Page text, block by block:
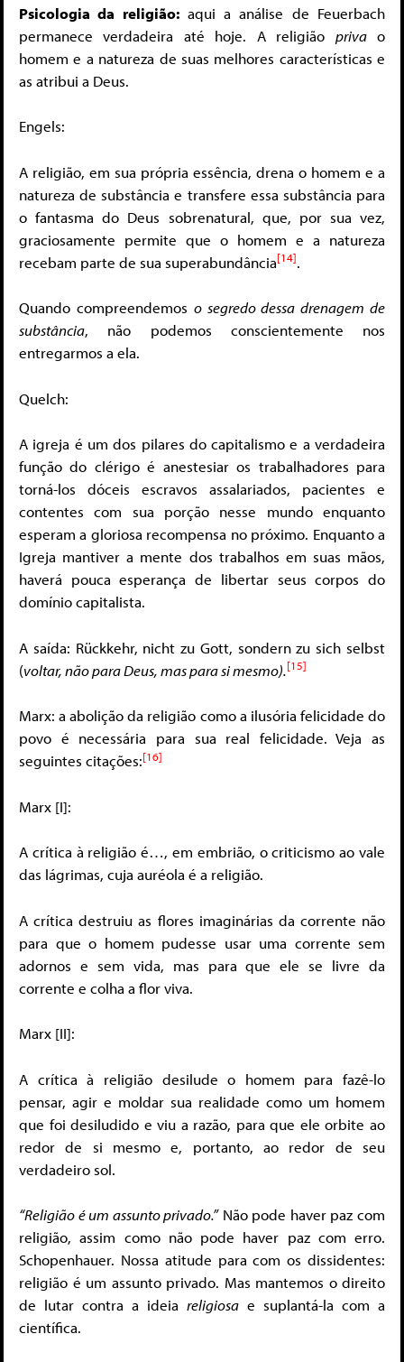
Psicologia da religião:aqui a análise de Feuerbach
permanece verdadeira até hoje. A religião privao
homem e a natureza de suas melhores características e
as atribui a Deus.
Engels:
A religião, em sua própria essência, drena o homem e a
natureza de substância e transfere essa substância para
o fantasma do Deus sobrenatural, que, por sua vez,
graciosamente permite que o homem e a natureza
recebam parte de sua superabundância[14].
Quando compreendemos o segredo dessa drenagem de
substância, não podemos conscientemente nos
entregarmos a ela.
Quelch:
A igreja é um dos pilares do capitalismo e a verdadeira
função do clérigo é anestesiar os trabalhadores para
torná-los dóceis escravos assalariados, pacientes e
contentes com sua porção nesse mundo enquanto
esperam a gloriosa recompensa no próximo. Enquanto a
Igreja mantiver a mente dos trabalhos em suas mãos,
haverá pouca esperança de libertar seus corpos do
domínio capitalista.
A saída: Rückkehr, nicht zu Gott, sondern zu sich selbst
(voltar, não para Deus, mas para si mesmo).[15]
Marx: a abolição da religião como a ilusória felicidade do
povo é necessária para sua real felicidade. Veja as
seguintes citações:[16]
Marx [I]:
A crítica à religião é…, em embrião, o criticismo ao vale
das lágrimas, cuja auréola é a religião.
A crítica destruiu as flores imaginárias da corrente não
para que o homem pudesse usar uma corrente sem
adornos e sem vida, mas para que ele se livre da
corrente e colha a flor viva.
Marx [II]:
A crítica à religião desilude o homem para fazê-lo
pensar, agir e moldar sua realidade como um homem
que foi desiludido e viu a razão, para que ele orbite ao
redor de si mesmo e, portanto, ao redor de seu
verdadeiro sol.
“Religião é um assunto privado.”Não pode haver paz com
religião, assim como não pode haver paz com erro.
Schopenhauer. Nossa atitude para com os dissidentes:
religião é um assunto privado. Mas mantemos o direito
de lutar contra a ideia religiosa e suplantá-la com a
científica.